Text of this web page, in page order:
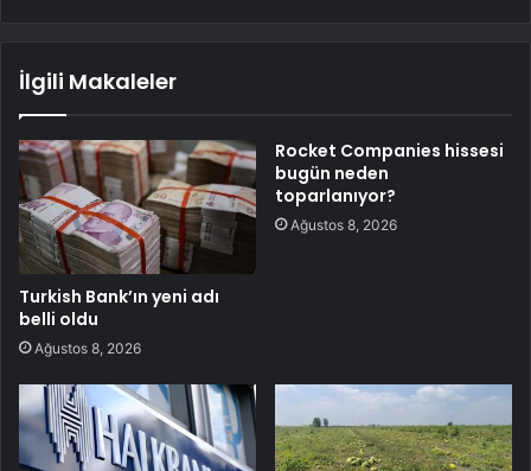
İlgili Makaleler
Turkish Bank’ın yeni adı
belli oldu
Ağustos 8, 2026
Rocket Companies hissesi
bugün neden
toparlanıyor?
Ağustos 8, 2026